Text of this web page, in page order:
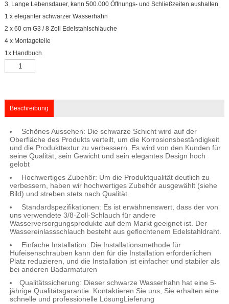
3. Lange Lebensdauer, kann 500.000 Öffnungs- und Schließzeiten aushalten
1 x eleganter schwarzer Wasserhahn
2 x 60 cm G3 / 8 Zoll Edelstahlschläuche
4 x Montageteile
1x Handbuch
Beschreibung
Schönes Aussehen: Die schwarze Schicht wird auf der
Oberfläche des Produkts verteilt, um die Korrosionsbeständigkeit
und die Produkttextur zu verbessern. Es wird von den Kunden für
seine Qualität, sein Gewicht und sein elegantes Design hoch
gelobt
Hochwertiges Zubehör: Um die Produktqualität deutlich zu
verbessern, haben wir hochwertiges Zubehör ausgewählt (siehe
Bild) und streben stets nach Qualität
Standardspezifikationen: Es ist erwähnenswert, dass der von
uns verwendete 3/8-Zoll-Schlauch für andere
Wasserversorgungsprodukte auf dem Markt geeignet ist. Der
Wassereinlassschlauch besteht aus geflochtenem Edelstahldraht.
Einfache Installation: Die Installationsmethode für
Hufeisenschrauben kann den für die Installation erforderlichen
Platz reduzieren, und die Installation ist einfacher und stabiler als
bei anderen Badarmaturen
Qualitätssicherung: Dieser schwarze Wasserhahn hat eine 5-
jährige Qualitätsgarantie. Kontaktieren Sie uns, Sie erhalten eine
schnelle und professionelle LösungLieferung